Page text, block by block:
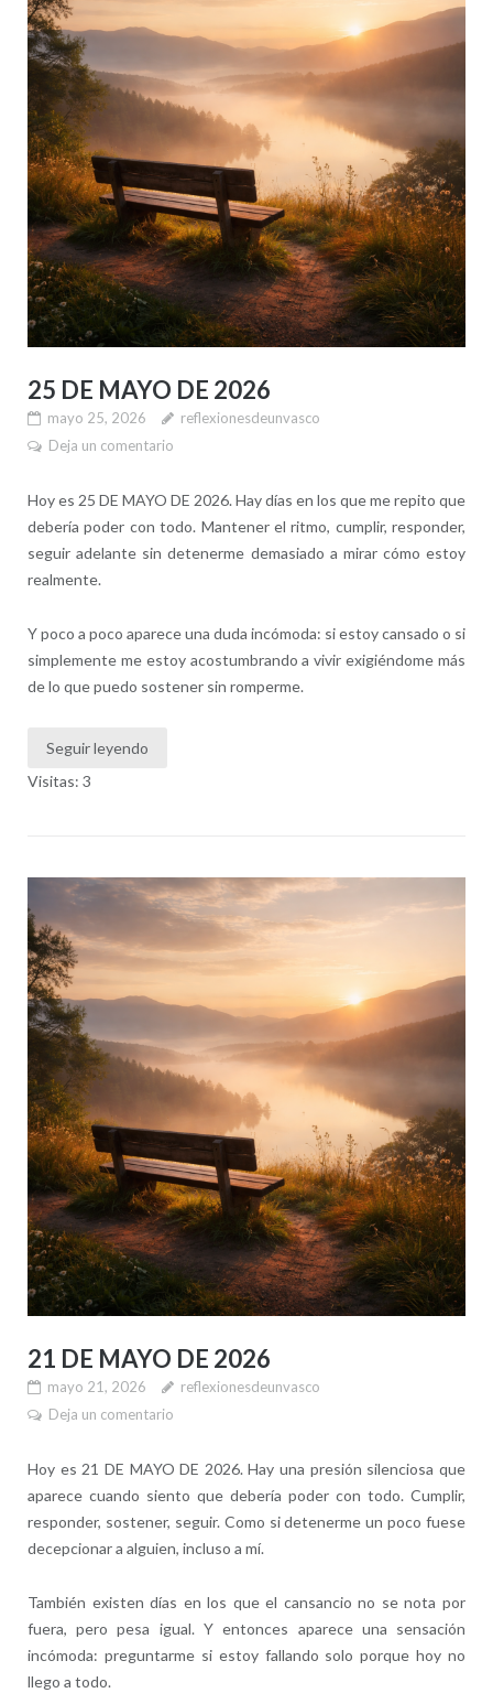
25 DE MAYO DE 2026
mayo 25, 2026
reflexionesdeunvasco
Deja un comentario
Hoy es 25 DE MAYO DE 2026. Hay días en los que me repito que
debería poder con todo. Mantener el ritmo, cumplir, responder,
seguir adelante sin detenerme demasiado a mirar cómo estoy
realmente.
Y poco a poco aparece una duda incómoda: si estoy cansado o si
simplemente me estoy acostumbrando a vivir exigiéndome más
de lo que puedo sostener sin romperme.
Seguir leyendo
Visitas: 3
21 DE MAYO DE 2026
mayo 21, 2026
reflexionesdeunvasco
Deja un comentario
Hoy es 21 DE MAYO DE 2026. Hay una presión silenciosa que
aparece cuando siento que debería poder con todo. Cumplir,
responder, sostener, seguir. Como si detenerme un poco fuese
decepcionar a alguien, incluso a mí.
También existen días en los que el cansancio no se nota por
fuera, pero pesa igual. Y entonces aparece una sensación
incómoda: preguntarme si estoy fallando solo porque hoy no
llego a todo.